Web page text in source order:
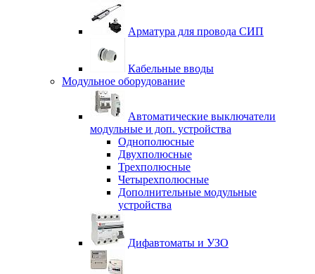
Арматура для провода СИП
Кабельные вводы
Модульное оборудование
Автоматические выключатели
модульные и доп. устройства
Однополюсные
Двухполюсные
Трехполюсные
Четырехполюсные
Дополнительные модульные
устройства
Дифавтоматы и УЗО